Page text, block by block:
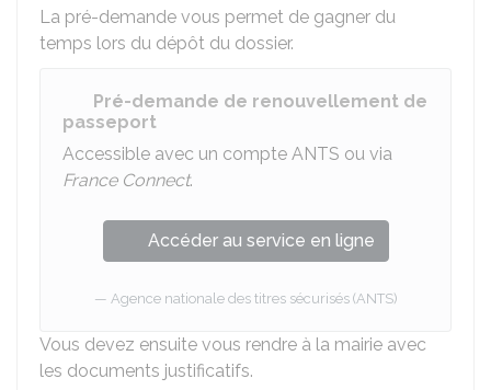
La pré-demande vous permet de gagner du
temps lors du dépôt du dossier.
Pré-demande de renouvellement de
passeport
Accessible avec un compte ANTS ou via
France Connect.
Accéder au service en ligne
Agence nationale des titres sécurisés (ANTS)
Vous devez ensuite vous rendre à la mairie avec
les documents justificatifs.